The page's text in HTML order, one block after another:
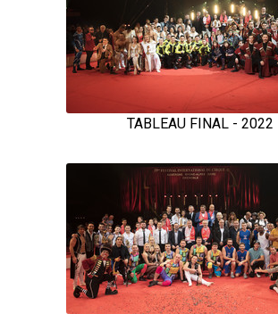
TABLEAU FINAL - 2022